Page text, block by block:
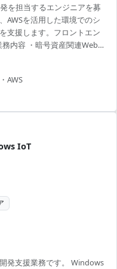
を担当するエンジニアを募
AWSを活用した環境でのシ
支援します。フロントエン
内容 ・暗号資産関連Webシ
との仕様調整 ・新規技術の
用したモダンなシステム開
術を学べるチャンス ・開発
AWS
IoT
発支援業務です。 Windows